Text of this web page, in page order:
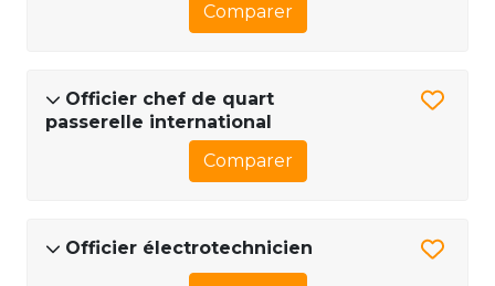
Comparer
Officier chef de quart
passerelle international
Comparer
Officier électrotechnicien